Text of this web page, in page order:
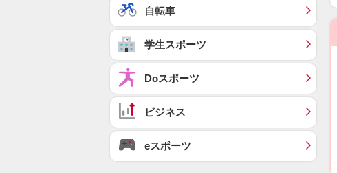
自転車
学生スポーツ
Doスポーツ
ビジネス
eスポーツ